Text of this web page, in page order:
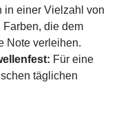
in einer Vielzahl von
Farben, die dem
Note verleihen.
Für eine
täglichen